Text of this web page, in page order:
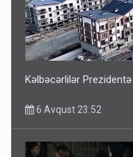
ŞOK! David Seliverstov
6 Avqust 14:14
Kəlbəcərlilər
6 Avqust 23:52